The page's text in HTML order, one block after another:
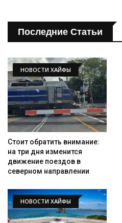
Последние Статьи
НОВОСТИ ХАЙФЫ
Стоит обратить внимание:
на три дня изменится
движение поездов в
северном направлении
НОВОСТИ ХАЙФЫ